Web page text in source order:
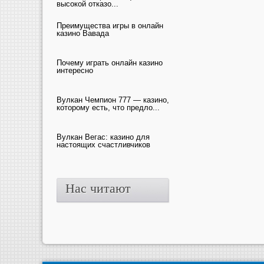
высокой отказо...
Преимущества игры в онлайн
казино Вавада
Почему играть онлайн казино
интересно
Вулкан Чемпион 777 — казино,
которому есть, что предло...
Вулкан Вегас: казино для
настоящих счастливчиков
Нас читают